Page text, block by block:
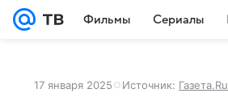
Фильмы Сериалы
17 января 2025 Источник: Газета.Ru